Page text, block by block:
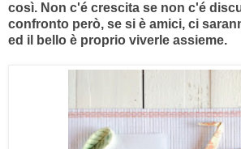
così. Non c'é crescita se non c'é
confronto però, se si è amici, ci
ed il bello è proprio viverle assieme.